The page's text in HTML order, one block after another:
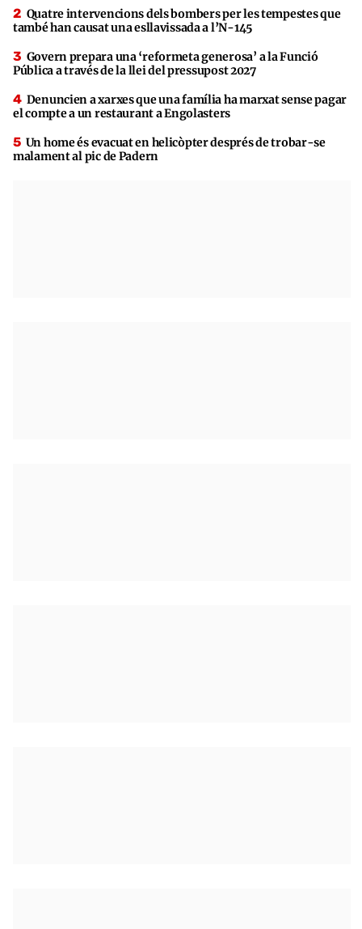
Quatre intervencions dels bombers per les tempestes que
també han causat una esllavissada a l’N-145
Govern prepara una ‘reformeta generosa’ a la Funció
Pública a través de la llei del pressupost 2027
Denuncien a xarxes que una família ha marxat sense pagar
el compte a un restaurant a Engolasters
Un home és evacuat en helicòpter després de trobar-se
malament al pic de Padern